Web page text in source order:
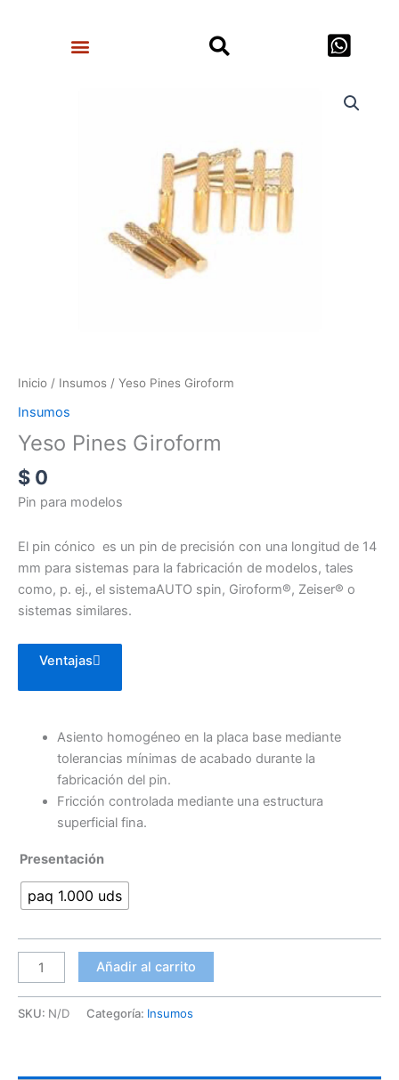
Menu Search
Inicio / Insumos / Yeso Pines Giroform
Insumos
Yeso Pines Giroform
$ 0
Pin para modelos
El pin cónico es un pin de precisión con una longitud de 14
mm para sistemas para la fabricación de modelos, tales
como, p. ej., el sistemaAUTO spin, Giroform®, Zeiser® o
sistemas similares.
Ventajas
Asiento homogéneo en la placa base mediante
tolerancias mínimas de acabado durante la
fabricación del pin.
Fricción controlada mediante una estructura
superficial fina.
Presentación
paq 1.000 uds
Añadir al carrito
SKU: N/D Categoría: Insumos